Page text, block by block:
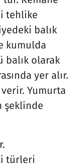
tehlike
balık
kumulda
balık olarak
yer alır.
verir. Yumurta
şeklinde
türleri